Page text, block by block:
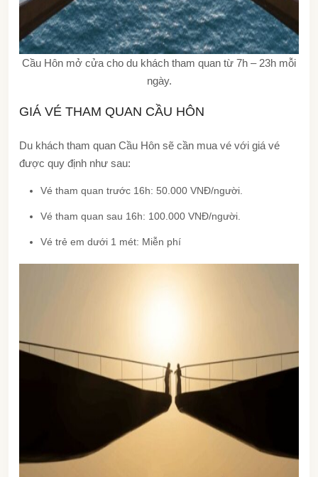
Cầu Hôn mở cửa cho du khách tham quan từ 7h – 23h mỗi
ngày.
GIÁ VÉ THAM QUAN CẦU HÔN
Du khách tham quan Cầu Hôn sẽ cần mua vé với giá vé
được quy định như sau:
Vé tham quan trước 16h: 50.000 VNĐ/người.
Vé tham quan sau 16h: 100.000 VNĐ/người.
Vé trẻ em dưới 1 mét: Miễn phí